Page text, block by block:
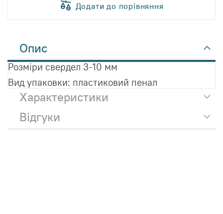
Додати до порівняння
Опис
Розміри свердел 3-10 мм
Вид упаковки: пластиковий пенал
Характеристики
Відгуки